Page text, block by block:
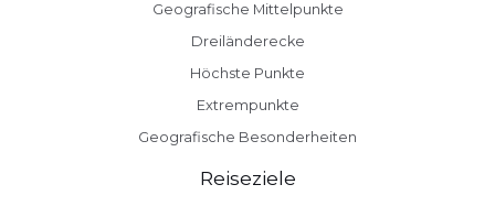
Geografische Mittelpunkte
Dreiländerecke
Höchste Punkte
Extrempunkte
Geografische Besonderheiten
Reiseziele